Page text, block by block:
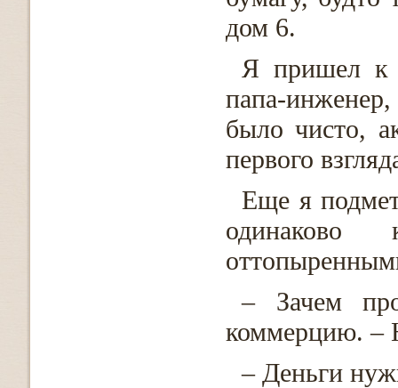
дом 6.
Я пришел к
папа-
было чисто,
первого
Еще я
одинаково
– Зачем
коммерцию. –
– Деньги